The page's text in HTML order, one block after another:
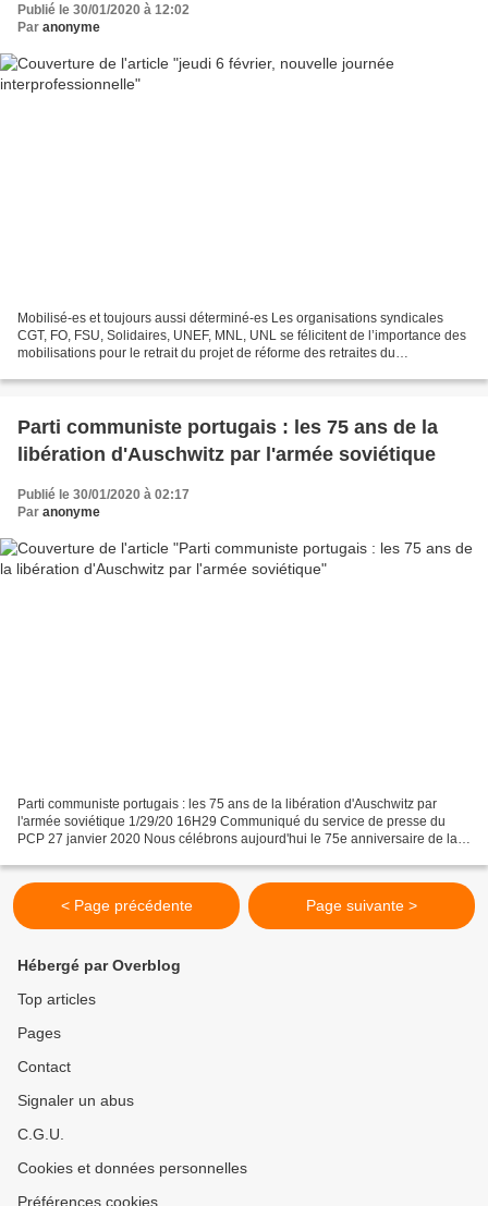
Publié le 30/01/2020 à 12:02
Par anonyme
Mobilisé-es et toujours aussi déterminé-es Les organisations syndicales
CGT, FO, FSU, Solidaires, UNEF, MNL, UNL se félicitent de l’importance des
mobilisations pour le retrait du projet de réforme des retraites du
Parti communiste portugais : les 75 ans de la
libération d'Auschwitz par l'armée soviétique
Publié le 30/01/2020 à 02:17
Par anonyme
Parti communiste portugais : les 75 ans de la libération d'Auschwitz par
l'armée soviétique 1/29/20 16H29 Communiqué du service de presse du
PCP 27 janvier 2020 Nous célébrons aujourd'hui le 75e anniversaire de la
< Page précédente Page suivante >
Hébergé par Overblog
Top articles
Pages
Contact
Signaler un abus
C.G.U.
Cookies et données personnelles
Préférences cookies